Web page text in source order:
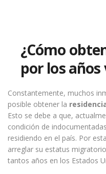
¿Cómo
por los años
Constantemente, muchos
posible obtener la
Esto se debe a que,
condición de
residiendo en el país. Por
arreglar su estatus
tantos años en los Estados